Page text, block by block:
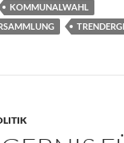
KOMMUNALWAHL